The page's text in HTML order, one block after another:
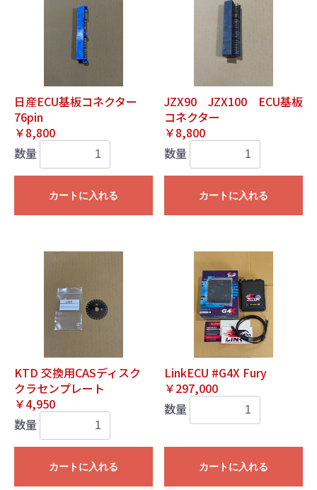
日産ECU基板コネクター
76pin
￥8,800
数量
カートに入れる
JZX90 JZX100 ECU基板
コネクター
￥8,800
数量
カートに入れる
KTD 交換用CASディスク
クラセンプレート
￥4,950
数量
カートに入れる
LinkECU #G4X Fury
￥297,000
数量
カートに入れる